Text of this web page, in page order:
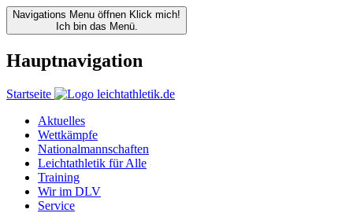
Navigations Menu öffnen Klick mich!
Ich bin das Menü.
Hauptnavigation
Startseite
Aktuelles
Wettkämpfe
Nationalmannschaften
Leichtathletik für Alle
Training
Wir im DLV
Service